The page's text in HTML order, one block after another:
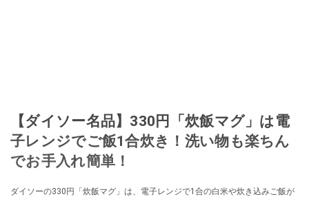
【ダイソー名品】330円「炊飯マグ」は電
子レンジでご飯1合炊き！洗い物も楽ちん
でお手入れ簡単！
ダイソーの330円「炊飯マグ」は、電子レンジで1合の白米や炊き込みご飯が